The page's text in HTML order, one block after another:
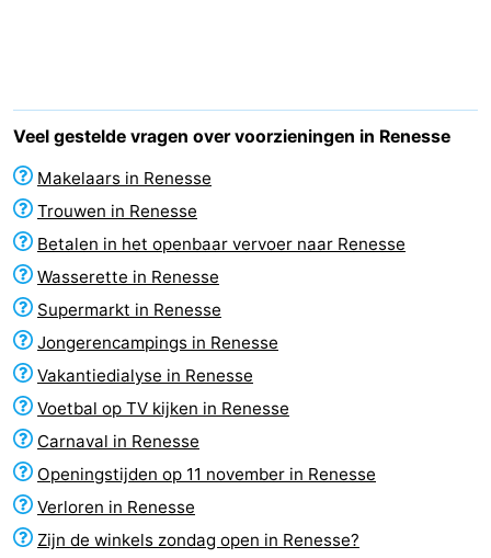
-
Buitenheem
-
De
Oase
-
Duinoord
-
Ginsterveld
-
Julianahoeve
-
Livingstone
-
Port
Greve
-
Port
-
Veel gestelde vragen over voorzieningen in Renesse
Makelaars in Renesse
Trouwen in Renesse
Betalen in het openbaar vervoer naar Renesse
Wasserette in Renesse
Supermarkt in Renesse
Jongerencampings in Renesse
Vakantiedialyse in Renesse
Voetbal op TV kijken in Renesse
Carnaval in Renesse
Openingstijden op 11 november in Renesse
Verloren in Renesse
Zijn de winkels zondag open in Renesse?